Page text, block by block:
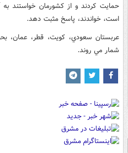
حمايت کردند و از کشورمان خواستند
است، خواندند، پاسخ مثبت دهد.
عربستان سعودي، کويت، قطر، عمان،
شمار مي روند.